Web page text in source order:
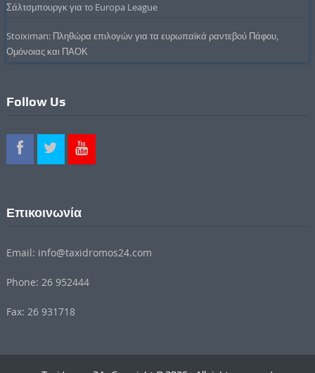
Σάλτσμπουργκ για το Europa League
Stoiximan: Πληθώρα επιλογών για τα ευρωπαϊκά ραντεβού Πάφου,
Ομόνοιας και ΠΑΟΚ
Follow Us
Επικοινωνία
Email: info@taxidromos24.com
Phone: 26 952444
Fax: 26 931718